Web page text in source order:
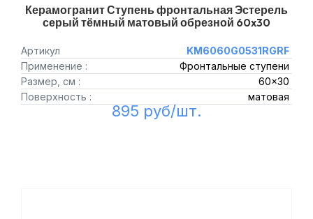
Керамогранит Ступень фронтальная Эстерель
серый тёмный матовый обрезной 60x30
Артикул
KM6060G0531RGRF
Применение :
Фронтальные ступени
Размер, см :
60x30
Поверхность :
матовая
895 руб/шт.